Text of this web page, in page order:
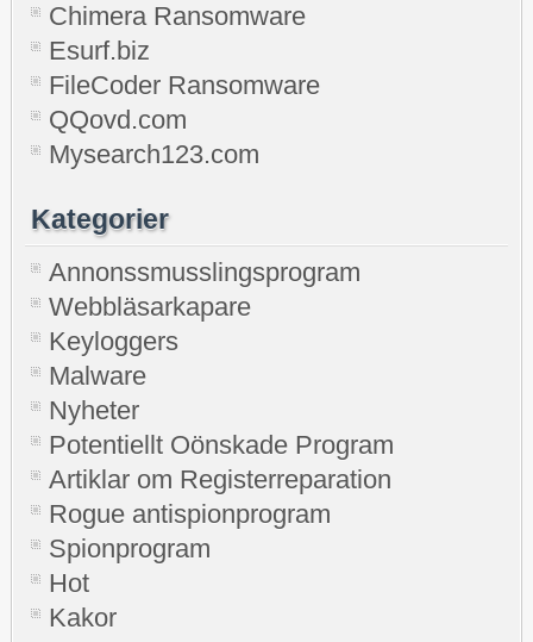
Chimera Ransomware
Esurf.biz
FileCoder Ransomware
QQovd.com
Mysearch123.com
Kategorier
Annonssmusslingsprogram
Webbläsarkapare
Keyloggers
Malware
Nyheter
Potentiellt Oönskade Program
Artiklar om Registerreparation
Rogue antispionprogram
Spionprogram
Hot
Kakor